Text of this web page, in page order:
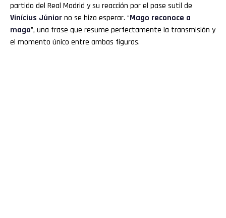
partido del Real Madrid y su reacción por el pase sutil de
Vinícius Júniorno se hizo esperar. “Mago reconoce a
mago”, una frase que resume perfectamente la transmisión y
el momento único entre ambas figuras.